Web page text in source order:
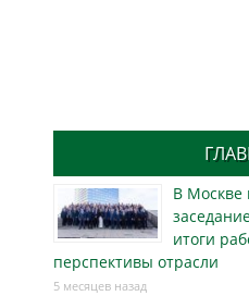
В Москве
итоги
перспективы отрасли
5 месяцев назад